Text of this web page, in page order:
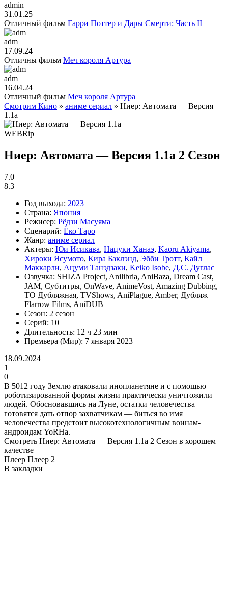
admin
31.01.25
Отличный фильм Гарри Поттер и Дары Смерти: Часть II
adm
17.09.24
Отличны фильм Меч короля Артура
adm
16.04.24
Отличный фильм Меч короля Артура
Смотрим Кино » аниме сериал » Ниер: Автомата — Версия
1.1а
WEBRip
Ниер: Автомата — Версия 1.1а 2 Сезон
7.0
8.3
Год выхода: 2023
Страна: Япония
Режисер: Рёдзи Масуяма
Сценарий: Ёко Таро
Жанр: аниме сериал
Актеры: Юи Исикава, Нацуки Ханаэ, Kaoru Akiyama,
Хироки Ясумото, Кира Баклэнд, Эбби Тротт, Кайл
Маккарли, Ацуми Танэдзаки, Keiko Isobe, Д.С. Дуглас
Озвучка: SHIZA Project, Anilibria, AniBaza, Dream Cast,
JAM, Субтитры, OnWave, AnimeVost, Amazing Dubbing,
ТО Дубляжная, TVShows, AniPlague, Amber, Дубляж
Flarrow Films, AniDUB
Сезон: 2 сезон
Серий: 10
Длительность: 12 ч 23 мин
Премьера (Мир): 7 января 2023
18.09.2024
1
0
В 5012 году Землю атаковали инопланетяне и с помощью
роботизированной формы жизни практически уничтожили
людей. Обосновавшись на Луне, остатки человечества
готовятся дать отпор захватчикам — биться во имя
человечества предстоит высокотехнологичным воинам-
андроидам YoRHa.
Смотреть Ниер: Автомата — Версия 1.1а 2 Сезон в хорошем
качестве
Плеер Плеер 2
В закладки